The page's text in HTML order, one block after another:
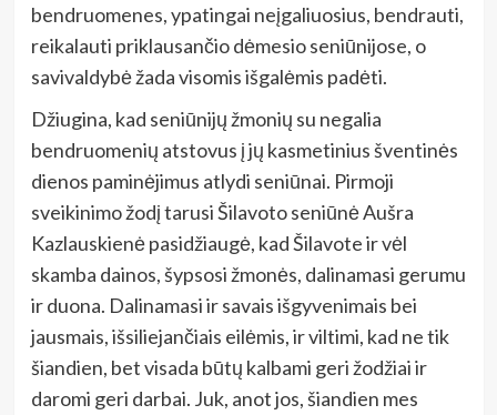
bendruomenes, ypatingai neįgaliuosius, bendrauti,
reikalauti priklausančio dėmesio seniūnijose, o
savivaldybė žada visomis išgalėmis padėti.
Džiugina, kad seniūnijų žmonių su negalia
bendruomenių atstovus į jų kasmetinius šventinės
dienos paminėjimus atlydi seniūnai. Pirmoji
sveikinimo žodį tarusi Šilavoto seniūnė Aušra
Kazlauskienė pasidžiaugė, kad Šilavote ir vėl
skamba dainos, šypsosi žmonės, dalinamasi gerumu
ir duona. Dalinamasi ir savais išgyvenimais bei
jausmais, išsiliejančiais eilėmis, ir viltimi, kad ne tik
šiandien, bet visada būtų kalbami geri žodžiai ir
daromi geri darbai. Juk, anot jos, šiandien mes